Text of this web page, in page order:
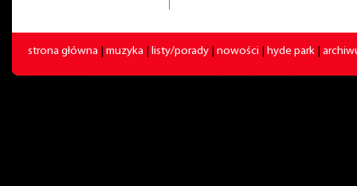
strona główna muzyka listy/porady nowości hyde park